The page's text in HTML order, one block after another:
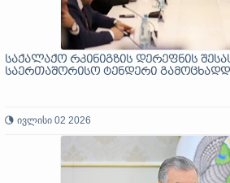
საქალაქო რკინიგზის დერეფნის
საერთაშორისო ტენდერი
ივლისი 02 2026